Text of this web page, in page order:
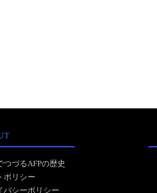
つづるAFPの歴史
ポリシー
バシーポリシー